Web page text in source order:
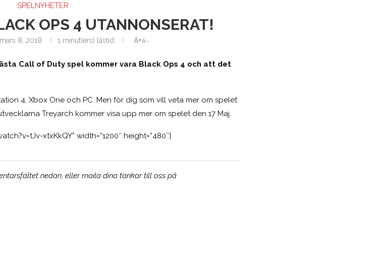
SPELNYHETER
OPS 4 UTANNONSERAT!
mars 8, 2018 1 minut(ers) lästid A+A-
Call of Duty spel kommer vara Black Ops 4 och att det
4, Xbox One och PC. Men för dig som vill veta mer om spelet
Treyarch kommer visa upp mer om spelet den 17 Maj.
xtxKkQY” width=”1200″ height=”480″]
nedan, eller maila dina tankar till oss på